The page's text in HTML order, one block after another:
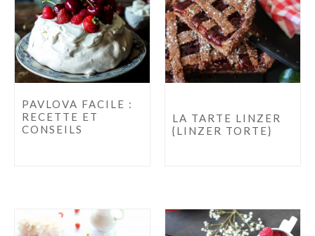
PAVLOVA FACILE :
RECETTE ET
CONSEILS
LA TARTE LINZER
{LINZER TORTE}